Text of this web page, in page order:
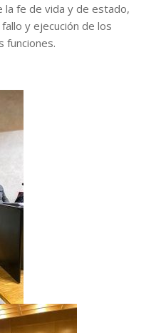
la fe de vida y de estado,
y ejecución de los
funciones.